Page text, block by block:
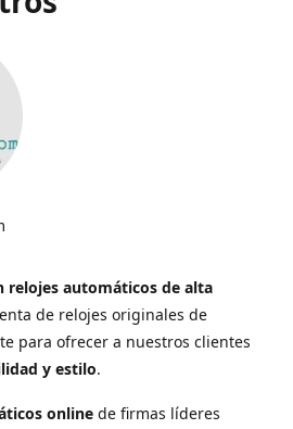
relojes automáticos de alta
de relojes originales de
para ofrecer a nuestros clientes
y estilo.
online de firmas líderes